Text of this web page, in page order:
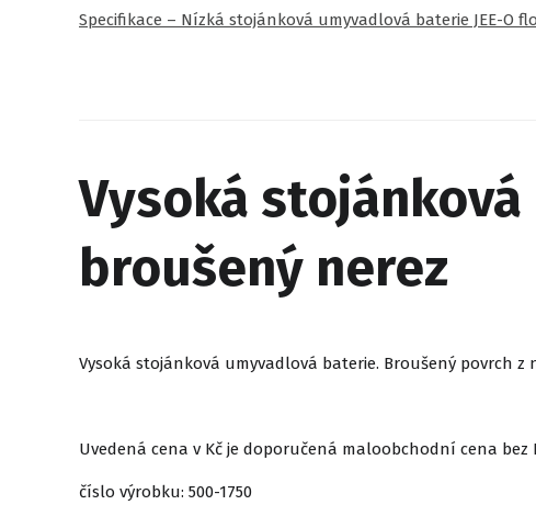
Specifikace – Nízká stojánková umyvadlová baterie JEE-O
Vysoká stojánková
broušený nerez
Vysoká stojánková umyvadlová baterie. Broušený povrch z
Uvedená cena v Kč je doporučená maloobchodní cena bez
číslo výrobku: 500-1750